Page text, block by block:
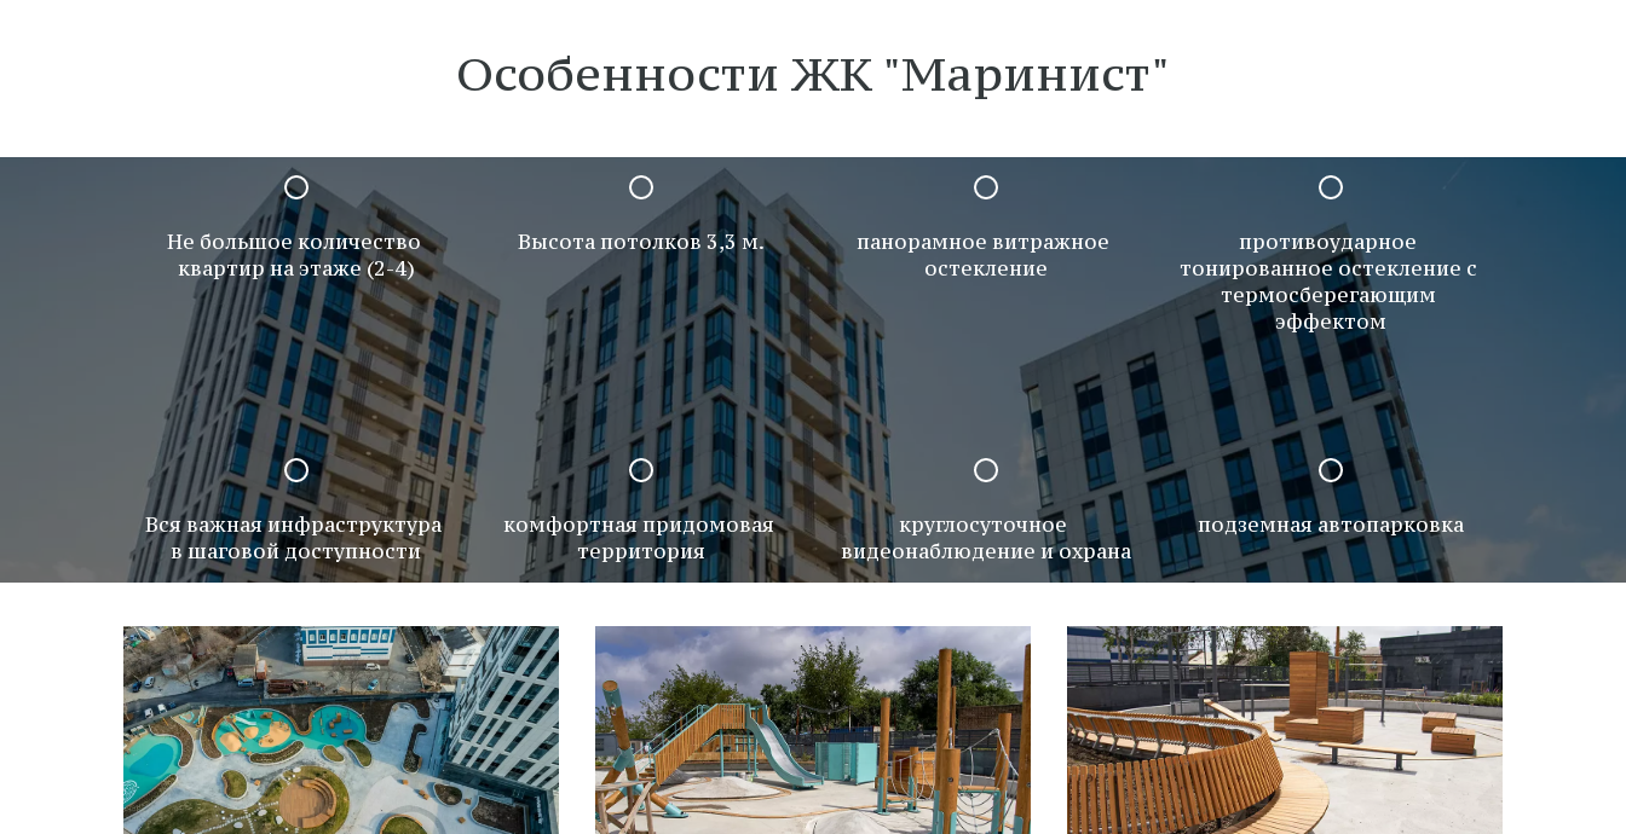
Особенности ЖК "Маринист"
Не большое количество
квартир на этаже (2-4)
Высота потолков 3,3 м.
панорамное витражное
остекление
противоударное
тонированное остекление с
термосберегающим
эффектом
Вся важная инфраструктура
в шаговой доступности
комфортная придомовая
территория
круглосуточное
видеонаблюдение и охрана
подземная автопарковка